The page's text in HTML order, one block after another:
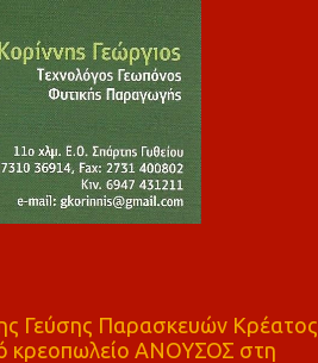
Γεύσης Παρασκευών Κρέατος
κρεοπωλείο ΑΝΟΥΣΟΣ στη